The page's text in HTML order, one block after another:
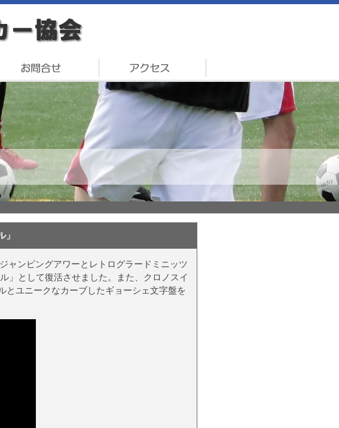
ャンピングアワーとレトログラードミニッツ
」として復活させました。また、クロノスイ
とユニークなカーブしたギョーシェ文字盤を